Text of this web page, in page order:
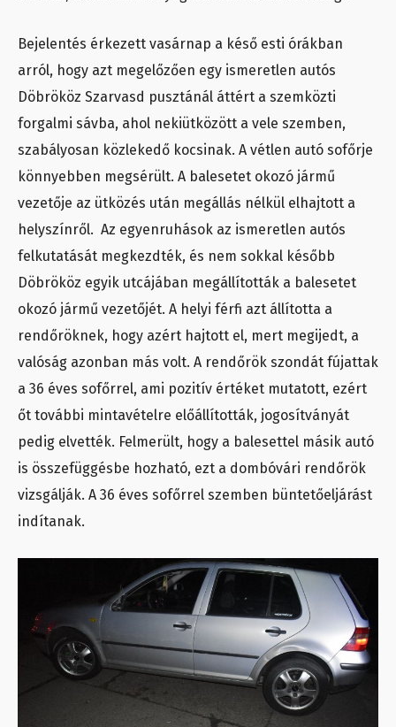
Bejelentés érkezett vasárnap a késő esti órákban
arról, hogy azt megelőzően egy ismeretlen autós
Döbrököz Szarvasd pusztánál áttért a szemközti
forgalmi sávba, ahol nekiütközött a vele szemben,
szabályosan közlekedő kocsinak. A vétlen autó sofőrje
könnyebben megsérült. A balesetet okozó jármű
vezetője az ütközés után megállás nélkül elhajtott a
helyszínről. Az egyenruhások az ismeretlen autós
felkutatását megkezdték, és nem sokkal később
Döbrököz egyik utcájában megállították a balesetet
okozó jármű vezetőjét. A helyi férfi azt állította a
rendőröknek, hogy azért hajtott el, mert megijedt, a
valóság azonban más volt. A rendőrök szondát fújattak
a 36 éves sofőrrel, ami pozitív értéket mutatott, ezért
őt további mintavételre előállították, jogosítványát
pedig elvették. Felmerült, hogy a balesettel másik autó
is összefüggésbe hozható, ezt a dombóvári rendőrök
vizsgálják. A 36 éves sofőrrel szemben büntetőeljárást
indítanak.